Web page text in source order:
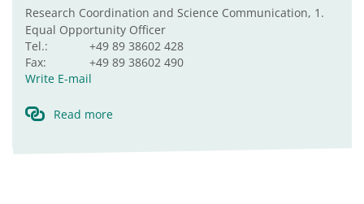
Research Coordination and Science Communication, 1.
Equal Opportunity Officer
Tel.:
+49 89 38602 428
Fax:
+49 89 38602 490
Write E-mail
Read more